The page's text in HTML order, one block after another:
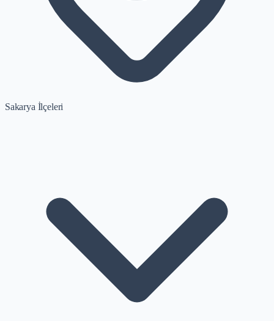
Sakarya İlçeleri